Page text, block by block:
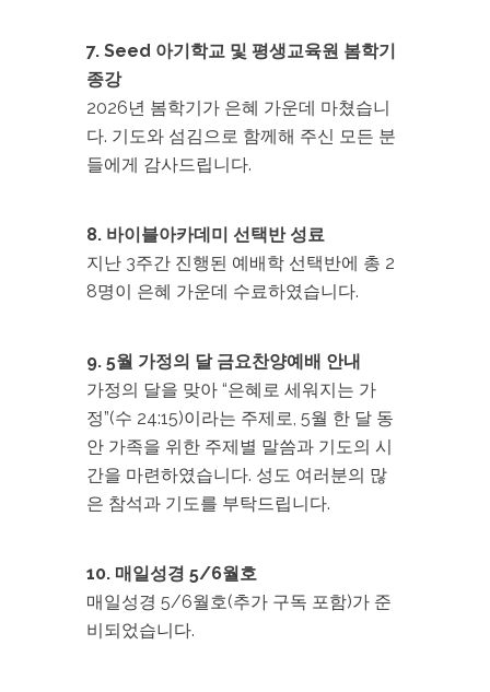
7. Seed 아기학교 및 평생교육원 봄학기
종강
2026년 봄학기가 은혜 가운데 마쳤습니
다. 기도와 섬김으로 함께해 주신 모든 분
들에게 감사드립니다.
8. 바이블아카데미 선택반 성료
지난 3주간 진행된 예배학 선택반에 총 2
8명이 은혜 가운데 수료하였습니다.
9. 5월 가정의 달 금요찬양예배 안내
가정의 달을 맞아 “은혜로 세워지는 가
정”(수 24:15)이라는 주제로, 5월 한 달 동
안 가족을 위한 주제별 말씀과 기도의 시
간을 마련하였습니다. 성도 여러분의 많
은 참석과 기도를 부탁드립니다.
10. 매일성경 5/6월호
매일성경 5/6월호(추가 구독 포함)가 준
비되었습니다.